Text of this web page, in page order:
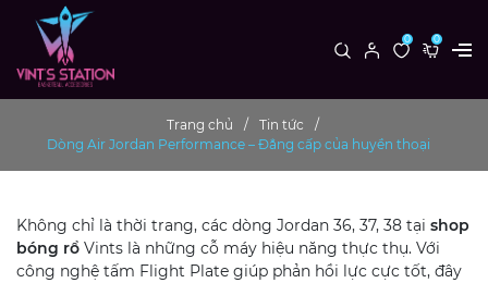
0 0
Trang chủ
Tin tức
Dòng Air Jordan Performance – Đẳng cấp của huyền thoại
Không chỉ là thời trang, các dòng Jordan 36, 37, 38 tại shop
bóng rổ Vints là những cỗ máy hiệu năng thực thụ. Với
công nghệ tấm Flight Plate giúp phản hồi lực cực tốt, đây